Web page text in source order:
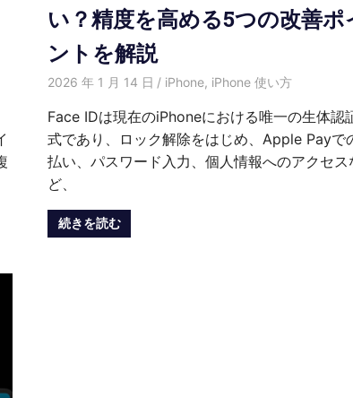
い？精度を高める5つの改善ポ
ントを解説
2026 年 1 月 14 日 HongWei
iPhone, iPhone 使い方
Face IDは現在のiPhoneにおける唯一の生体認
式であり、ロック解除をはじめ、Apple Payで
払い、パスワード入力、個人情報へのアクセス
ど、
続きを読む